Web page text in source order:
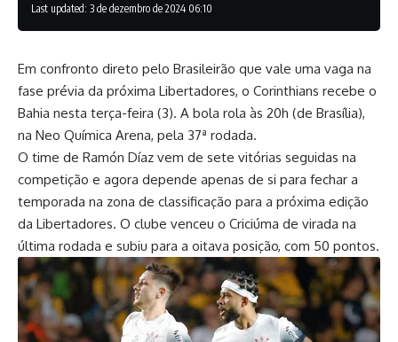
Last updated: 3 de dezembro de 2024 06:10
Em confronto direto pelo Brasileirão que vale uma vaga na
fase prévia da próxima Libertadores, o Corinthians recebe o
Bahia nesta terça-feira (3). A bola rola às 20h (de Brasília),
na Neo Química Arena, pela 37ª rodada.
O time de Ramón Díaz vem de sete vitórias seguidas na
competição e agora depende apenas de si para fechar a
temporada na zona de classificação para a próxima edição
da Libertadores. O clube venceu o Criciúma de virada na
última rodada e subiu para a oitava posição, com 50 pontos.